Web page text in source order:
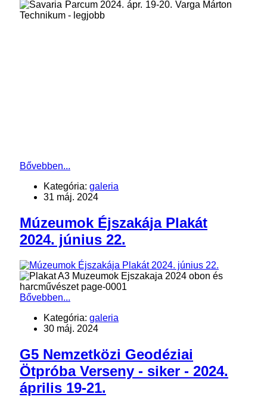
Bővebben...
Kategória: galeria
31 máj. 2024
Múzeumok Éjszakája Plakát
2024. június 22.
Bővebben...
Kategória: galeria
30 máj. 2024
G5 Nemzetközi Geodéziai
Ötpróba Verseny - siker - 2024.
április 19-21.